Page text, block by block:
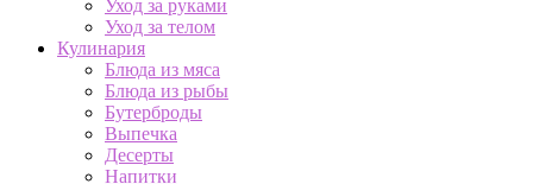
Уход за руками
Уход за телом
Кулинария
Блюда из мяса
Блюда из рыбы
Бутерброды
Выпечка
Десерты
Напитки